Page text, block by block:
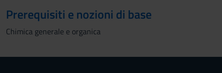
Prerequisiti e nozioni di base
Chimica generale e organica